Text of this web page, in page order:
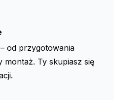
od przygotowania
Ty skupiasz się